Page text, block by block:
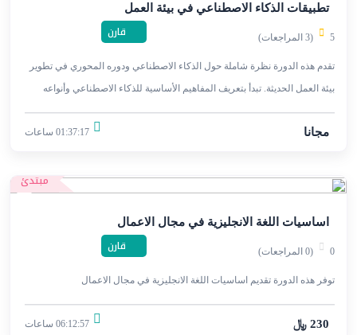
تطبيقات الذكاء الاصطناعي في بيئة العمل
5 (3 المراجعات) قارن
تقدم هذه الدورة نظرة شاملة حول الذكاء الاصطناعي ودوره المحوري في تطوير
بيئة العمل الحديثة. تبدأ بتعريف المفاهيم الأساسية للذكاء الاصطناعي وأنواعه
المختلفة.
مجانا 01:37:17 ساعات
مبتدئ
اساسيات اللغة الانجليزية في مجال الاعمال
0 (0 المراجعات) قارن
توفر هذه الدورة تقديم اساسيات اللغة الانجليزية في مجال الاعمال
230 ﷼ 06:12:57 ساعات